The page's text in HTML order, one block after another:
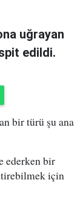
uğrayan
edildi.
bir türü şu ana
ederken bir
için